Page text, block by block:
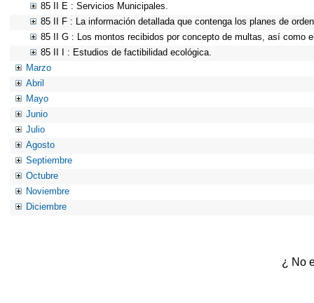
85 II E : Servicios Municipales.
85 II F : La información detallada que contenga los planes de
85 II G : Los montos recibidos por concepto de multas, así como
85 II I : Estudios de factibilidad ecológica.
Marzo
Abril
Mayo
Junio
Julio
Agosto
Septiembre
Octubre
Noviembre
Diciembre
¿ No